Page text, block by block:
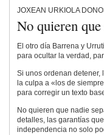
JOXEAN URKIOLA
No quieren
El otro día Barrena y
para ocultar la verdad,
Si unos ordenan detener,
la culpa a «los de
para corregir un texto
No quieren que nadie
detalles, las garantías
independencia no solo